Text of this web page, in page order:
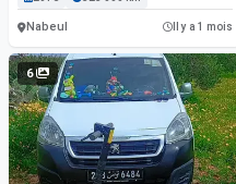
Nabeul Il y a 1 mois
6